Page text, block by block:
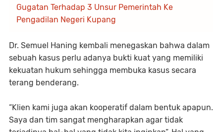
Gugatan Terhadap 3 Unsur Pemerintah Ke
Pengadilan Negeri Kupang
Dr. Semuel Haning kembali menegaskan bahwa dalam
sebuah kasus perlu adanya bukti kuat yang memiliki
kekuatan hukum sehingga membuka kasus secara
terang benderang.
“Klien kami juga akan kooperatif dalam bentuk apapun.
Saya dan tim sangat mengharapkan agar tidak